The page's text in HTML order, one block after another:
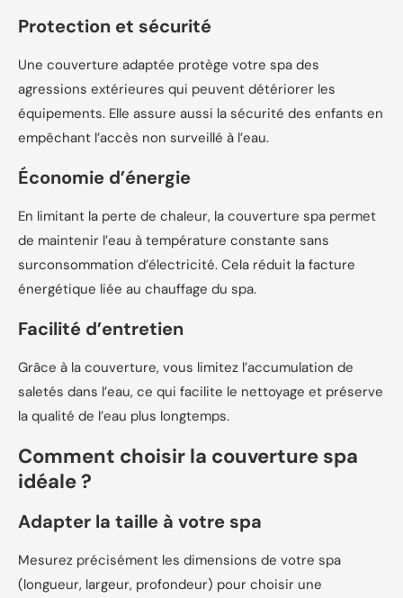
Protection et sécurité
Une couverture adaptée protège votre spa des
agressions extérieures qui peuvent détériorer les
équipements. Elle assure aussi la sécurité des enfants en
empêchant l’accès non surveillé à l’eau.
Économie d’énergie
En limitant la perte de chaleur, la couverture spa permet
de maintenir l’eau à température constante sans
surconsommation d’électricité. Cela réduit la facture
énergétique liée au chauffage du spa.
Facilité d’entretien
Grâce à la couverture, vous limitez l’accumulation de
saletés dans l’eau, ce qui facilite le nettoyage et préserve
la qualité de l’eau plus longtemps.
Comment choisir la couverture spa
idéale ?
Adapter la taille à votre spa
Mesurez précisément les dimensions de votre spa
(longueur, largeur, profondeur) pour choisir une